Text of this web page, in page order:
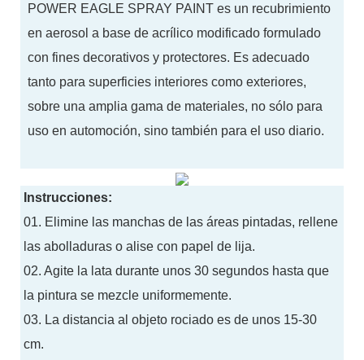
POWER EAGLE SPRAY PAINT es un recubrimiento
en aerosol a base de acrílico modificado formulado
con fines decorativos y protectores. Es adecuado
tanto para superficies interiores como exteriores,
sobre una amplia gama de materiales, no sólo para
uso en automoción, sino también para el uso diario.
Instrucciones:
01. Elimine las manchas de las áreas pintadas, rellene
las abolladuras o alise con papel de lija.
02. Agite la lata durante unos 30 segundos hasta que
la pintura se mezcle uniformemente.
03. La distancia al objeto rociado es de unos 15-30
cm.